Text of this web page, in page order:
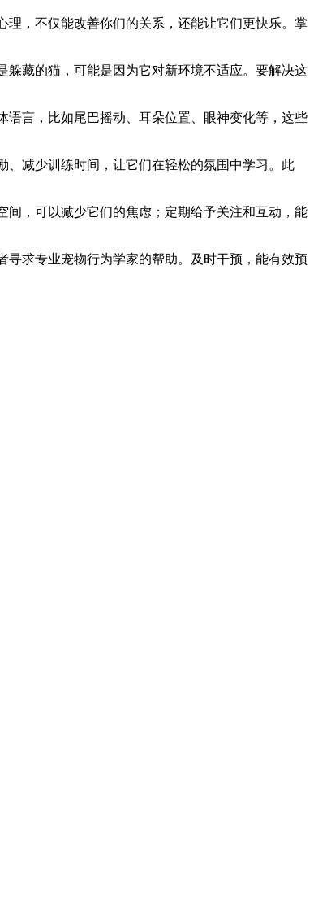
，不仅能改善你们的关系，还能让它们更快乐。掌
藏的猫，可能是因为它对新环境不适应。要解决这
言，比如尾巴摇动、耳朵位置、眼神变化等，这些
减少训练时间，让它们在轻松的氛围中学习。此
，可以减少它们的焦虑；定期给予关注和互动，能
求专业宠物行为学家的帮助。及时干预，能有效预